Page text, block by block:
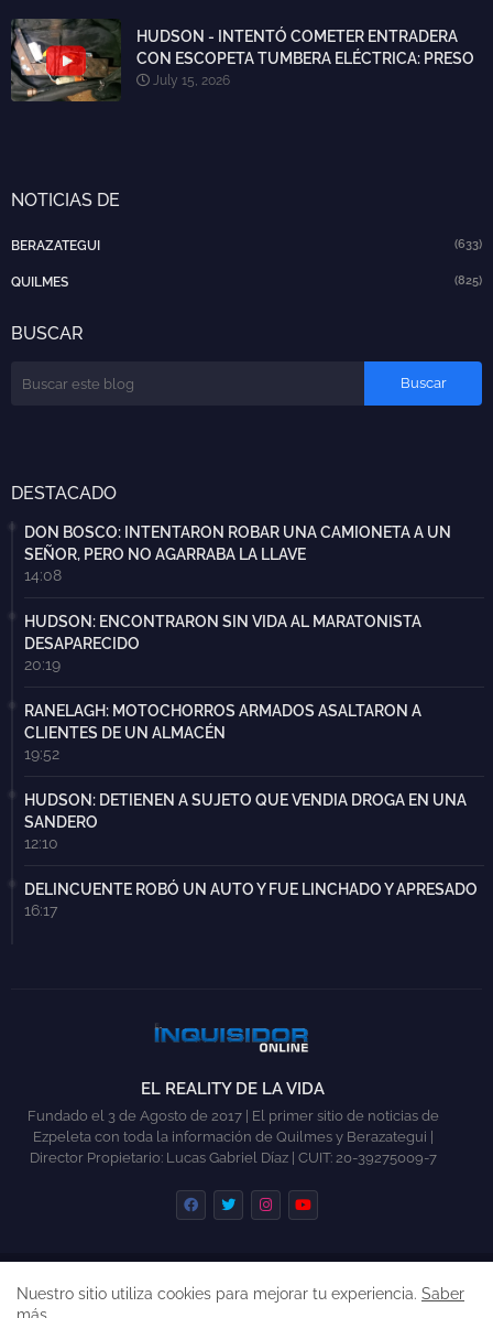
HUDSON - INTENTÓ COMETER ENTRADERA
CON ESCOPETA TUMBERA ELÉCTRICA: PRESO
July 15, 2026
NOTICIAS DE
BERAZATEGUI (633)
QUILMES (825)
BUSCAR
DESTACADO
DON BOSCO: INTENTARON ROBAR UNA CAMIONETA A UN
SEÑOR, PERO NO AGARRABA LA LLAVE
14:08
HUDSON: ENCONTRARON SIN VIDA AL MARATONISTA
DESAPARECIDO
20:19
RANELAGH: MOTOCHORROS ARMADOS ASALTARON A
CLIENTES DE UN ALMACÉN
19:52
HUDSON: DETIENEN A SUJETO QUE VENDIA DROGA EN UNA
SANDERO
12:10
DELINCUENTE ROBÓ UN AUTO Y FUE LINCHADO Y APRESADO
16:17
EL REALITY DE LA VIDA
Fundado el 3 de Agosto de 2017 | El primer sitio de noticias de
Ezpeleta con toda la información de Quilmes y Berazategui |
Director Propietario: Lucas Gabriel Díaz | CUIT: 20-39275009-7
INICIO QUILMES BERAZATEGUI
COLABORAR
Nuestro sitio utiliza cookies para mejorar tu experiencia. Saber